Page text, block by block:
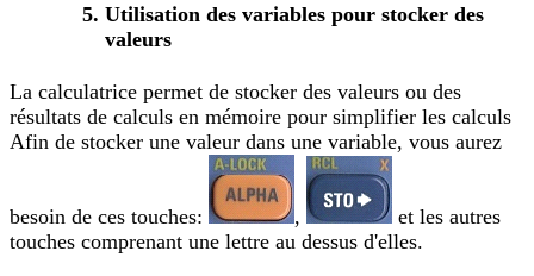
Utilisation des variables pour stocker des
valeurs
La calculatrice permet de stocker des valeurs ou des
résultats de calculs en mémoire pour simplifier les calculs
Afin de stocker une valeur dans une variable, vous aurez
besoin de ces touches: ,
et les autres
touches comprenant une lettre au dessus d'elles.